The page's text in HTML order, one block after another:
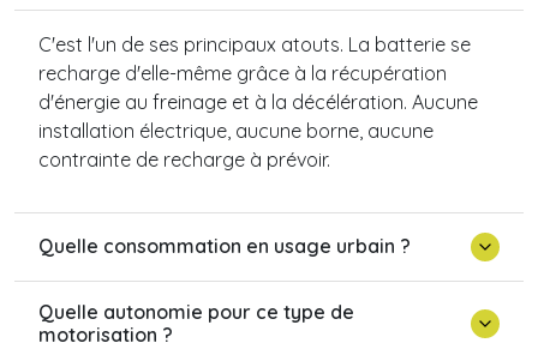
C'est l'un de ses principaux atouts. La batterie se
recharge d'elle-même grâce à la récupération
d'énergie au freinage et à la décélération. Aucune
installation électrique, aucune borne, aucune
contrainte de recharge à prévoir.
Quelle consommation en usage urbain ?
Quelle autonomie pour ce type de
motorisation ?